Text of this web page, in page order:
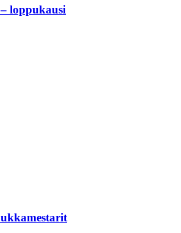
loppukausi